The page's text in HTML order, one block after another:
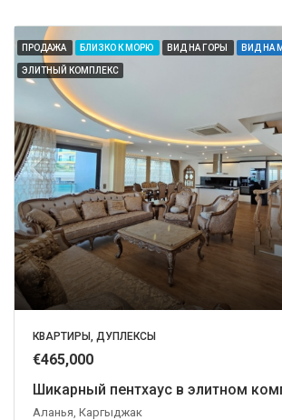
ПРОДАЖА БЛИЗКО К МОРЮ ВИД НА ГОРЫ ВИД НА
ЭЛИТНЫЙ КОМПЛЕКС
КВАРТИРЫ, ДУПЛЕКСЫ
€465,000
Шикарный пентхаус в элитном
Аланья, Каргыджак